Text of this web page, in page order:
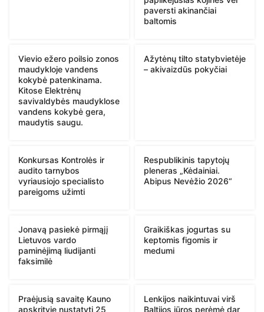
paversti akinančiai
baltomis
Vievio ežero poilsio zonos
maudykloje vandens
kokybė patenkinama.
Kitose Elektrėnų
savivaldybės maudyklose
vandens kokybė gera,
maudytis saugu.
Ažytėnų tilto statybvietėje
– akivaizdūs pokyčiai
Konkursas Kontrolės ir
audito tarnybos
vyriausiojo specialisto
pareigoms užimti
Respublikinis tapytojų
pleneras „Kėdainiai.
Abipus Nevėžio 2026“
Jonavą pasiekė pirmąjį
Lietuvos vardo
paminėjimą liudijanti
faksimilė
Graikiškas jogurtas su
keptomis figomis ir
medumi
Praėjusią savaitę Kauno
apskrityje nustatyti 25
Lenkijos naikintuvai virš
Baltijos jūros perėmė dar